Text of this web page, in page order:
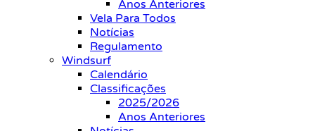
Anos Anteriores
Vela Para Todos
Notícias
Regulamento
Windsurf
Calendário
Classificações
2025/2026
Anos Anteriores